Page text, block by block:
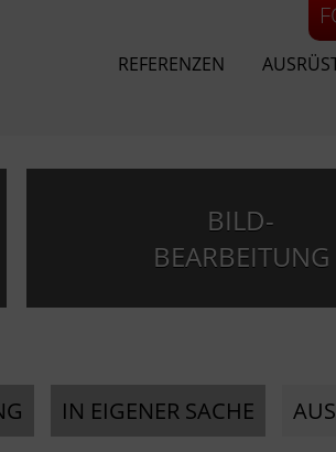
REFERENZEN
BILD-
BEARBEITUNG
IN EIGENER SACHE